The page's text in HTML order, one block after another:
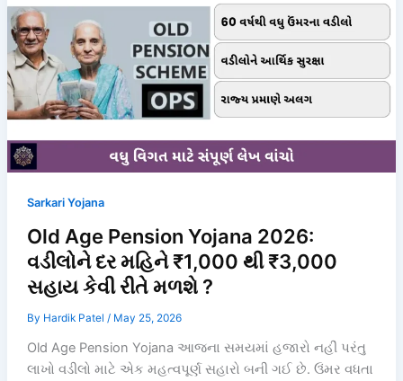
Sarkari Yojana
Old Age Pension Yojana 2026:
વડીલોને દર મહિને ₹1,000 થી ₹3,000
સહાય કેવી રીતે મળશે ?
By Hardik Patel / May 25, 2026
Old Age Pension Yojana આજના સમયમાં હજારો નહીં પરંતુ
લાખો વડીલો માટે એક મહત્વપૂર્ણ સહારો બની ગઈ છે. ઉંમર વધતા